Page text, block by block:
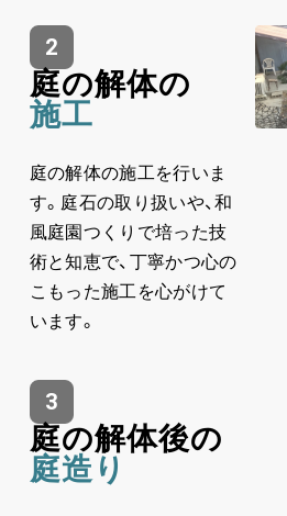
2
庭の解体の
施工
庭の解体の施工を行いま
す。庭石の取り扱いや、和
風庭園つくりで培った技
術と知恵で、丁寧かつ心の
こもった施工を心がけて
います。
3
庭の解体後の
庭造り